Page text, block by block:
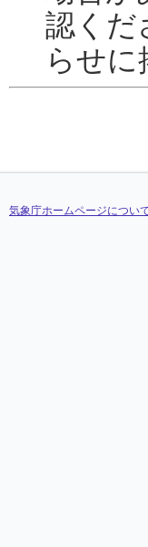
認くだ
らせに
気象庁ホームページについ